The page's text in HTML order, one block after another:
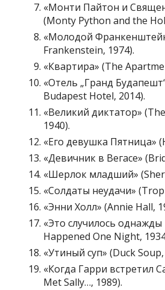
«Монти Пайтон и
(Monty Python and the
«Молодой
Frankenstein, 1974).
«Квартира» (The
«Отель „Гранд
Budapest Hotel, 2014).
«Великий диктатор»
1940).
«Его девушка Пятница»
«Девичник в Вегасе»
«Шерлок младший»
«Солдаты неудачи»
«Энни Холл» (Annie Hall,
«Это случилось
Happened One Night,
«Утиный суп» (Duck Soup,
«Когда Гарри встретил
Met Sally…, 1989).